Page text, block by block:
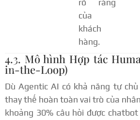
rõ ràng
của
khách
hàng.
4.3. Mô hình Hợp tác
in-the-Loop)
Dù Agentic AI có khả năng tự
thay thế hoàn toàn vai trò của
khoảng 30% câu hỏi được